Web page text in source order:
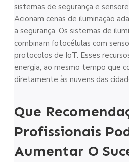
sistemas de segurança e
Acionam cenas de iluminação
a segurança. Os sistemas de
combinam fotocélulas com
protocolos de IoT. Esses
energia, ao mesmo tempo que
diretamente às nuvens das
Que
Profissionais
Aumentar O